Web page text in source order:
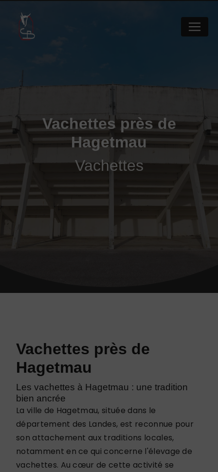
Vachettes près de
Hagetmau
Vachettes
Vachettes près de
Hagetmau
Les vachettes à Hagetmau : une tradition
bien ancrée
La ville de Hagetmau, située dans le
département des Landes, est reconnue pour
son attachement aux traditions locales,
notamment en ce qui concerne l'élevage de
vachettes. Au cœur de cette activité se